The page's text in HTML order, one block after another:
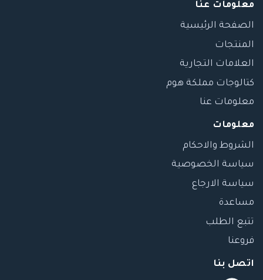
معلومات عنا
الصفحة الرئيسية
المنتجات
العلامات التجارية
كتالوجات مملكة هوم
معلومات عنا
معلومات
الشروط والاحكام
سياسة الخصوصية
سياسة الارجاع
مساعدة
تتبع الطلب
فروعنا
اتصل بنا